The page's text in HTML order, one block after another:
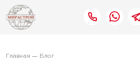
Главная Блог